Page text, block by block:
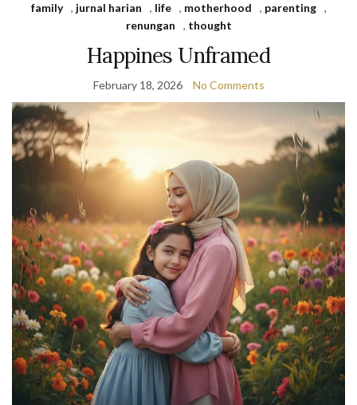
family , jurnal harian , life , motherhood , parenting
,
renungan
, thought
Happines Unframed
February 18, 2026 No Comments